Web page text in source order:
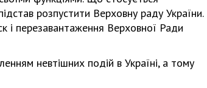
розпустити Верховну раду України.
і перезавантаження Верховної Ради
невтішних подій в Україні, а тому